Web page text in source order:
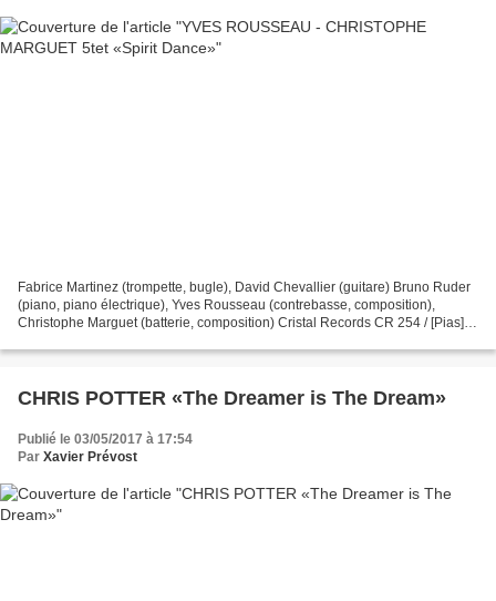
Fabrice Martinez (trompette, bugle), David Chevallier (guitare) Bruno Ruder
(piano, piano électrique), Yves Rousseau (contrebasse, composition),
Christophe Marguet (batterie, composition) Cristal Records CR 254 / [Pias]
CHRIS POTTER «The Dreamer is The Dream»
Publié le 03/05/2017 à 17:54
Par Xavier Prévost